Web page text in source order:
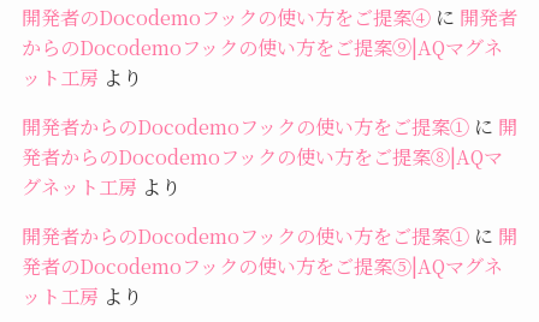
開発者のDocodemoフックの使い方をご提案④に 開発者
からのDocodemoフックの使い方をご提案⑨|AQマグネ
ット工房 より
開発者からのDocodemoフックの使い方をご提案①に 開
発者からのDocodemoフックの使い方をご提案⑧|AQマ
グネット工房 より
開発者からのDocodemoフックの使い方をご提案①に 開
発者のDocodemoフックの使い方をご提案⑤|AQマグネ
ット工房 より